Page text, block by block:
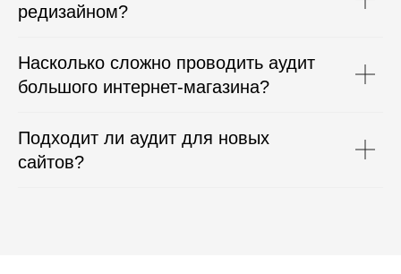
редизайном?
Насколько сложно проводить аудит
большого интернет-магазина?
Подходит ли аудит для новых
сайтов?